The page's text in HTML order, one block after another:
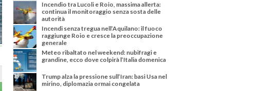
Incendio tra Lucoli e Roio, massima allerta:
continua il monitoraggio senza sosta delle
autorità
Incendi senza tregua nell’Aquilano: il fuoco
raggiunge Roio e cresce la preoccupazione
generale
Meteo ribaltato nel weekend: nubifragi e
grandine, ecco dove colpirà l’Italia domenica
Trump alza la pressione sull’Iran: basi Usa nel
mirino, diplomazia ormai congelata